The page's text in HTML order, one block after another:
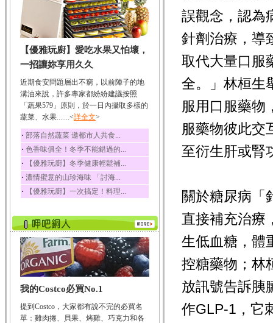
鮪魚肚肉中的不飽和脂
肪酸內富含EPA和DH...
韭菜
韭菜所含的膳食纖維能
幫助消化與通便；揮...
冬瓜
冬瓜營養價值高，鈉含
量極低是水腫病人的...
豆豉
豆豉裡頭含有營養的蛋
白質、脂肪、鈣、磷...
榛果
榛果裡所含的營養素有
蛋白質、脂肪、醣類...
迷迭香
酸、迷迭香酸、植物...
咖啡
咖啡中的咖啡因會刺激
中樞神經系統，特別...
椰子
椰子含有糖類、脂肪、
荔枝
【優雅玩廚】愛吃水果又怕壞，
一招讓妳享用久久
近期食安問題層出不窮，以前陣子的地
溝油來說，許多專家都紛紛建議按照
「蔬果579」原則，於一日內攝取多樣的
蔬菜、水果.......<詳全文>
‧ 部落自然蔬菜 邀都市人共食...
‧ 色香味俱全！冬季不能錯過的...
‧ 【優雅玩廚】冬季健康輕鬆補...
‧ 濃情蜜意的山珍海味 「討海...
‧ 【優雅玩廚】一次搞定！料理...
我的Costco必買No.1
提到Costco，大家都有說不完的必買名
單：雞肉捲、貝果、烤雞、巧克力和各
誤觀念，認為
針劑治療，導
取代大量口服
全。」林桓生
服用口服藥物
服藥物彼此交
至衍生肝或腎
關於糖尿病「
直接補充治療
生低血糖，體
控糖藥物；林
放訊號告訴胰
作GLP-1，它